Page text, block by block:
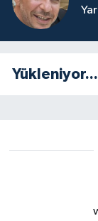
Yükleniyor...